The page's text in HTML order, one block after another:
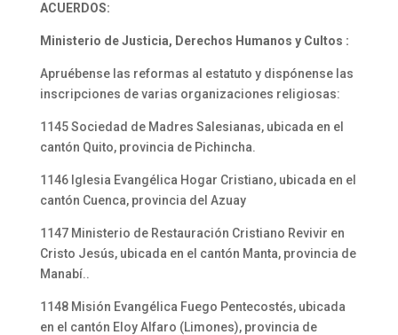
ACUERDOS:
Ministerio de Justicia, Derechos Humanos y Cultos :
Apruébense las reformas al estatuto y dispónense las
inscripciones de varias organizaciones religiosas:
1145 Sociedad de Madres Salesianas, ubicada en el
cantón Quito, provincia de Pichincha.
1146 Iglesia Evangélica Hogar Cristiano, ubicada en el
cantón Cuenca, provincia del Azuay
1147 Ministerio de Restauración Cristiano Revivir en
Cristo Jesús, ubicada en el cantón Manta, provincia de
Manabí..
1148 Misión Evangélica Fuego Pentecostés, ubicada
en el cantón Eloy Alfaro (Limones), provincia de